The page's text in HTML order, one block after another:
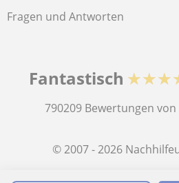
Fragen und Antworten
Fantastisch
790209 Bewertungen
© 2007 - 2026